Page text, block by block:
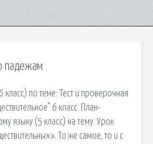
падежам
класс) по теме: Тест и проверочная
6 класс. План-
языку (5 класс) на тему: Урок
То же самое, то и с